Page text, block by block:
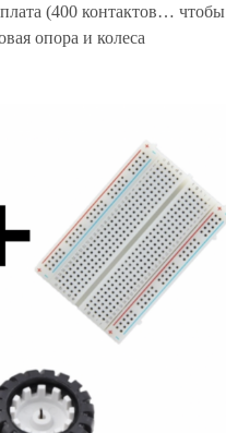
(400 контактов… чтобы
опора и колеса